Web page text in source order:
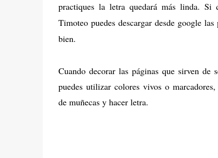
practiques la letra quedará más linda. Si
Timoteo puedes descargar desde google
bien.
Cuando decorar las páginas que sirven de
puedes utilizar colores vivos o
de muñecas y hacer letra.